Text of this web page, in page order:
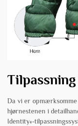
Da vi er
hjørnestenen i
Identity«-